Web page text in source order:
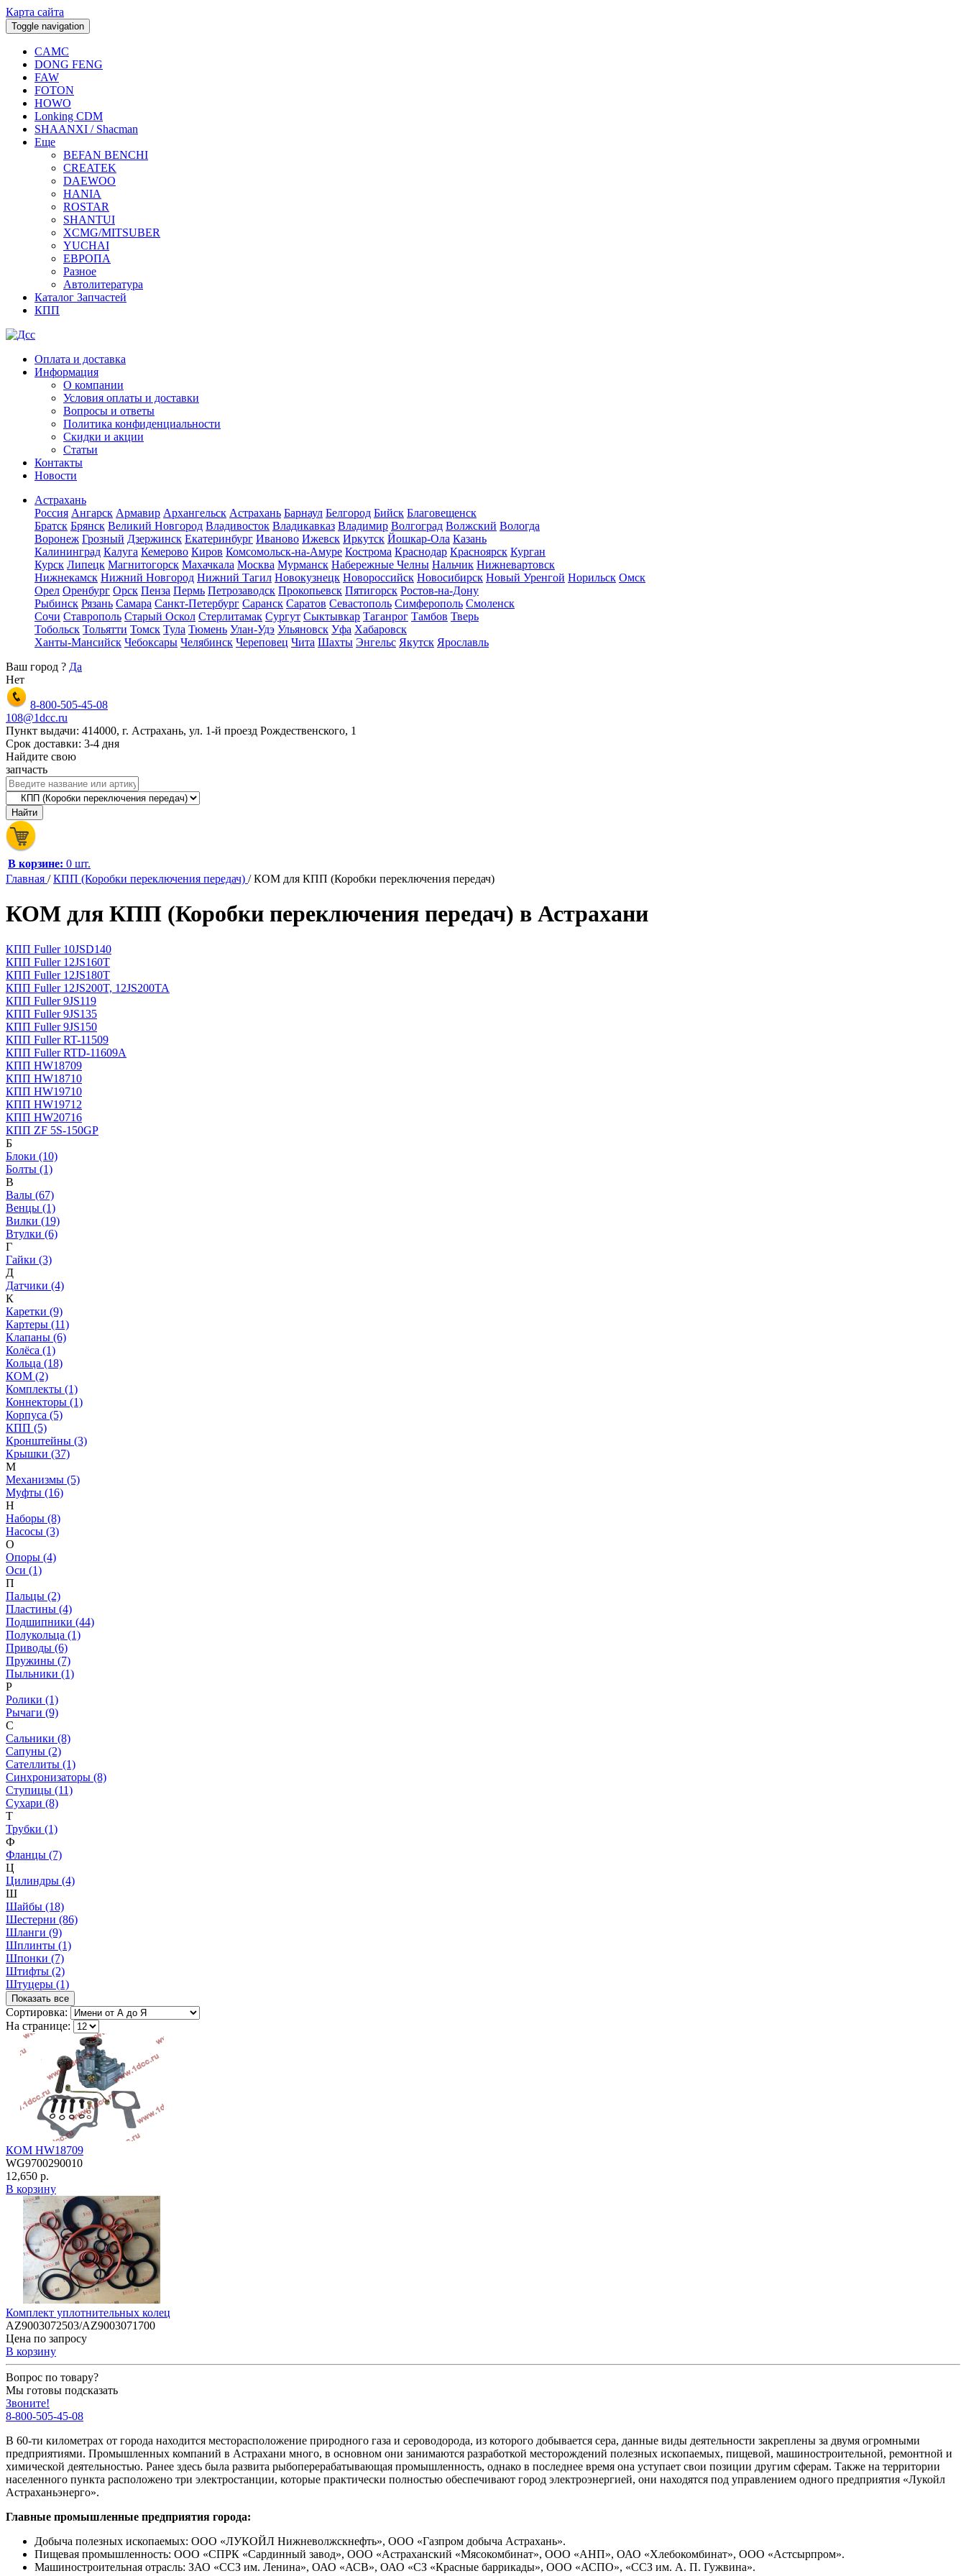
Карта сайта
Toggle navigation
CAMC
DONG FENG
FAW
FOTON
HOWO
Lonking CDM
SHAANXI / Shacman
Еще
BEFAN BENCHI
CREATEK
DAEWOO
HANIA
ROSTAR
SHANTUI
XCMG/MITSUBER
YUCHAI
ЕВРОПА
Разное
Aвтолитература
Каталог Запчастей
КПП
Оплата и доставка
Информация
О компании
Условия оплаты и доставки
Вопросы и ответы
Политика конфиденциальности
Скидки и акции
Статьи
Контакты
Новости
Астрахань
Россия Ангарск Армавир Архангельск Астрахань Барнаул Белгород Бийск Благовещенск
Братск Брянск Великий Новгород Владивосток Владикавказ Владимир Волгоград Волжский Вологда
Воронеж Грозный Дзержинск Екатеринбург Иваново Ижевск Иркутск Йошкар-Ола Казань
Калининград Калуга Кемерово Киров Комсомольск-на-Амуре Кострома Краснодар Красноярск Курган
Курск Липецк Магнитогорск Махачкала Москва Мурманск Набережные Челны Нальчик Нижневартовск
Нижнекамск Нижний Новгород Нижний Тагил Новокузнецк Новороссийск Новосибирск Новый Уренгой Норильск Омск
Орел Оренбург Орск Пенза Пермь Петрозаводск Прокопьевск Пятигорск Ростов-на-Дону
Рыбинск Рязань Самара Санкт-Петербург Саранск Саратов Севастополь Симферополь Смоленск
Сочи Ставрополь Старый Оскол Стерлитамак Сургут Сыктывкар Таганрог Тамбов Тверь
Тобольск Тольятти Томск Тула Тюмень Улан-Удэ Ульяновск Уфа Хабаровск
Ханты-Мансийск Чебоксары Челябинск Череповец Чита Шахты Энгельс Якутск Ярославль
Ваш город ? Да
Нет
8-800-505-45-08
108@1dcc.ru
Пункт выдачи: 414000, г. Астрахань, ул. 1-й проезд Рождественского, 1
Срок доставки: 3-4 дня
Найдите свою
запчасть
В корзине: 0 шт.
Главная /КПП (Коробки переключения передач) /КОМ для КПП (Коробки переключения передач)
КОМ для КПП (Коробки переключения передач) в Астрахани
КПП Fuller 10JSD140
КПП Fuller 12JS160T
КПП Fuller 12JS180T
КПП Fuller 12JS200T, 12JS200TA
КПП Fuller 9JS119
КПП Fuller 9JS135
КПП Fuller 9JS150
КПП Fuller RT-11509
КПП Fuller RTD-11609A
КПП HW18709
КПП HW18710
КПП HW19710
КПП HW19712
КПП HW20716
КПП ZF 5S-150GP
Б
Блоки (10)
Болты (1)
В
Валы (67)
Венцы (1)
Вилки (19)
Втулки (6)
Г
Гайки (3)
Д
Датчики (4)
К
Каретки (9)
Картеры (11)
Клапаны (6)
Колёса (1)
Кольца (18)
КОМ (2)
Комплекты (1)
Коннекторы (1)
Корпуса (5)
КПП (5)
Кронштейны (3)
Крышки (37)
М
Механизмы (5)
Муфты (16)
Н
Наборы (8)
Насосы (3)
О
Опоры (4)
Оси (1)
П
Пальцы (2)
Пластины (4)
Подшипники (44)
Полукольца (1)
Приводы (6)
Пружины (7)
Пыльники (1)
Р
Ролики (1)
Рычаги (9)
С
Сальники (8)
Сапуны (2)
Сателлиты (1)
Синхронизаторы (8)
Ступицы (11)
Сухари (8)
Т
Трубки (1)
Ф
Фланцы (7)
Ц
Цилиндры (4)
Ш
Шайбы (18)
Шестерни (86)
Шланги (9)
Шплинты (1)
Шпонки (7)
Штифты (2)
Штуцеры (1)
Показать все
Сортировка:
На странице:
КОМ HW18709
WG9700290010
12,650 р.
В корзину
Комплект уплотнительных колец
AZ9003072503/AZ9003071700
Цена по запросу
В корзину
Вопрос по товару?
Мы готовы подсказать
Звоните!
8-800-505-45-08
В 60-ти километрах от города находится месторасположение природного газа и сероводорода, из которого добывается сера, данные виды деятельности закреплены за двумя огромными
предприятиями. Промышленных компаний в Астрахани много, в основном они занимаются разработкой месторождений полезных ископаемых, пищевой, машиностроительной, ремонтной и
химической деятельностью. Ранее здесь была развита рыбоперерабатывающая промышленность, однако в последнее время она уступает свои позиции другим сферам. Также на территории
населенного пункта расположено три электростанции, которые практически полностью обеспечивают город электроэнергией, они находятся под управлением одного предприятия «Лукойл
Астраханьэнерго».
Главные промышленные предприятия города:
Добыча полезных ископаемых: ООО «ЛУКОЙЛ Нижневолжскнефть», ООО «Газпром добыча Астрахань».
Пищевая промышленность: ООО «СПРК «Сардинный завод», ООО «Астраханский «Мясокомбинат», ООО «АНП», ОАО «Хлебокомбинат», ООО «Астсырпром».
Машиностроительная отрасль: ЗАО «ССЗ им. Ленина», ОАО «АСВ», ОАО «СЗ «Красные баррикады», ООО «АСПО», «ССЗ им. А. П. Гужвина».